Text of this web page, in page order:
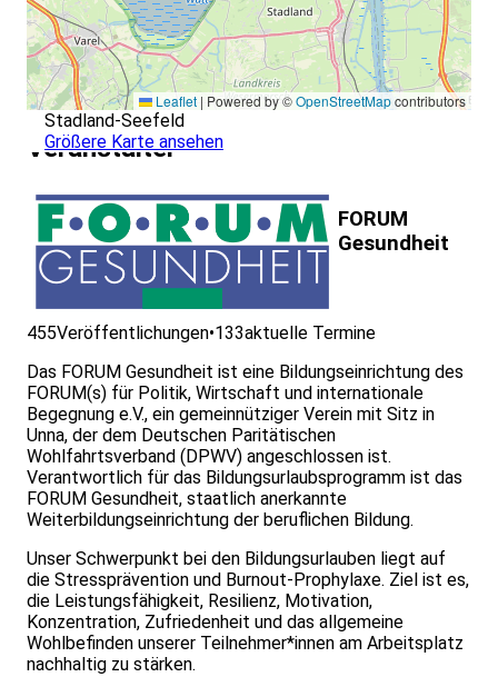
Ressourcen stärken.
Vertiefung der Wahrnehmungskompetenz und Akzeptanz
von Grenzen.
Stress erkennen und alternative Umgangsstrategien
entwickeln.
Achtsame Kommunikation und Stärkung der
Handlungskompetenzen.
Transferplans.
Leaflet | Powered by ©OpenStreetMapcontributors
Stadland-Seefeld
Größere Karte ansehen
Veranstalter
FORUM
Gesundheit
455Veröffentlichungen•133aktuelle Termine
Das FORUM Gesundheit ist eine Bildungseinrichtung des
FORUM(s) für Politik, Wirtschaft und internationale
Begegnung e.V., ein gemeinnütziger Verein mit Sitz in
Unna, der dem Deutschen Paritätischen
Wohlfahrtsverband (DPWV) angeschlossen ist.
Verantwortlich für das Bildungsurlaubsprogramm ist das
FORUM Gesundheit, staatlich anerkannte
Weiterbildungseinrichtung der beruflichen Bildung.
Unser Schwerpunkt bei den Bildungsurlauben liegt auf
die Stressprävention und Burnout-Prophylaxe. Ziel ist es,
die Leistungsfähigkeit, Resilienz, Motivation,
Konzentration, Zufriedenheit und das allgemeine
Wohlbefinden unserer Teilnehmer*innen am Arbeitsplatz
nachhaltig zu stärken.